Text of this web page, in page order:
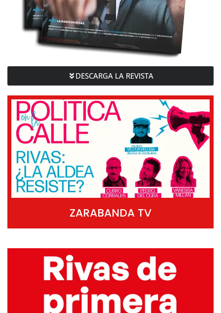
DESCARGA LA REVISTA
ZARABANDA TV